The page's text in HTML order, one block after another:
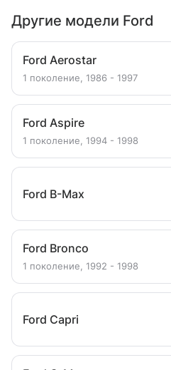
Другие модели Ford
Ford Aerostar
1 поколение, 1986 - 1997
Ford Aspire
1 поколение, 1994 - 1998
Ford B-Max
Ford Bronco
1 поколение, 1992 - 1998
Ford Capri